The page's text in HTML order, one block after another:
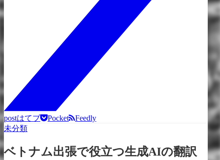
postはてブ Pocket
Feedly
未分類
ベトナム出張で役立つ生成AIの翻訳